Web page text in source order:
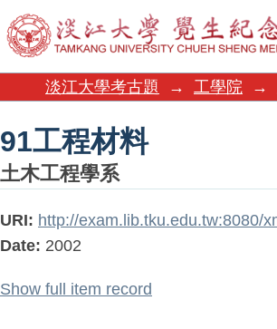
91工程材料
淡江大學考古題 → 工學院 →
91工程材料
土木工程學系
URI: http://exam.lib.tku.edu.tw:8080/
Date: 2002
Show full item record